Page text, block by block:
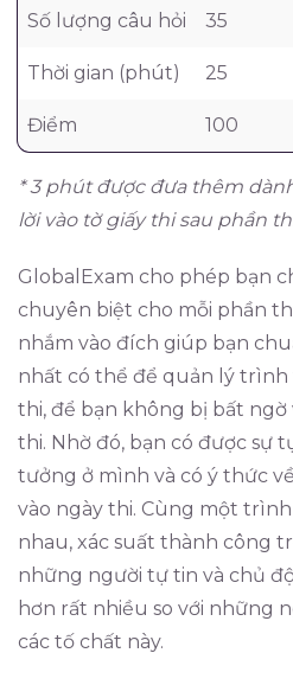
Số lượng câu hỏi 35
Thời gian (phút) 25
Điểm 100
* 3 phút được đưa thêm
lời vào tờ giấy thi sau phần
GlobalExam cho phép bạn
chuyên biệt cho mỗi phần
nhắm vào đích giúp bạn
nhất có thể để quản lý trình
thi, để bạn không bị bất ngờ
thi. Nhờ đó, bạn có được sự
tưởng ở mình và có ý thức
vào ngày thi. Cùng một
nhau, xác suất thành công
những người tự tin và chủ
hơn rất nhiều so với những
các tố chất này.